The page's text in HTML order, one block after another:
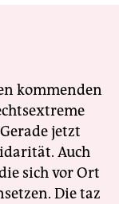
kommenden
jetzt
Auch
sich vor Ort
Die taz